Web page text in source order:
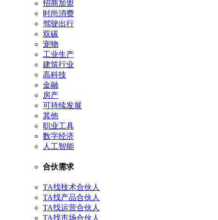
招商加盟
时尚消费
驾驶出行
双碳
宠物
工业生产
建筑行业
高科技
金融
房产
可持续发展
其他
职业工具
数字经济
人工智能
合伙需求
TA找技术合伙人
TA找产品合伙人
TA找运营合伙人
TA找市场合伙人